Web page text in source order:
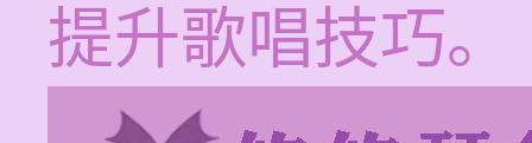
提升歌唱技巧。